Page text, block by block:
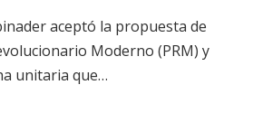
aceptó la propuesta de
Moderno (PRM) y
unitaria que…